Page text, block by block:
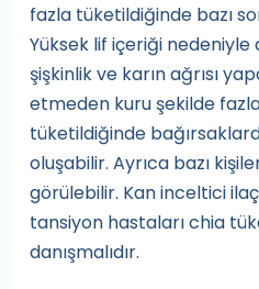
fazla tüketildiğinde bazı
Yüksek lif içeriği nedeniyle
şişkinlik ve karın ağrısı
etmeden kuru şekilde
tüketildiğinde
oluşabilir. Ayrıca bazı
görülebilir. Kan inceltici
tansiyon hastaları chia
danışmalıdır.